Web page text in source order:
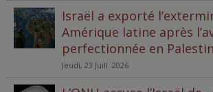
Israël a exporté
Amérique latine après
perfectionnée en
Jeudi, 23 Juill. 2026